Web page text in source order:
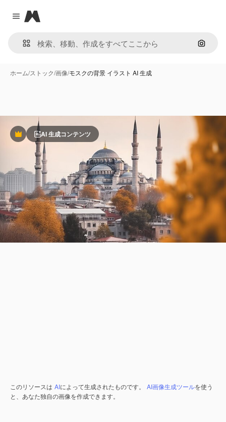
Close menu
Magnific
画像で
ホーム/ストック/画像/モスクの背景 イラスト AI 生成
PremiumAI 生成コンテンツ
このリソースは AIによって生成されたものです。 AI画像生成ツールを使う
と、あなた独自の画像を作成できます。